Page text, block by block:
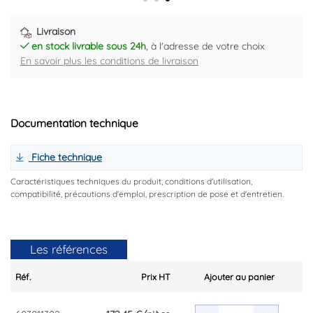
Livraison
en stock livrable sous 24h, à l'adresse de votre choix
En savoir plus les conditions de livraison
Documentation technique
Fiche technique
Caractéristiques techniques du produit, conditions d'utilisation,
compatibilité, précautions d'emploi, prescription de pose et d'entretien.
Les références
Réf. Prix HT Ajouter au panier